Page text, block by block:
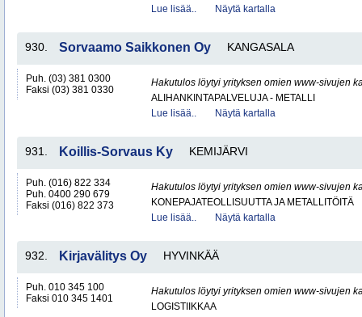
Lue lisää..
Näytä kartalla
930. Sorvaamo Saikkonen Oy KANGASALA
Puh. (03) 381 0300
Faksi (03) 381 0330
Hakutulos löytyi yrityksen omien www-sivujen
ALIHANKINTAPALVELUJA - METALLI
Lue lisää..
Näytä kartalla
931. Koillis-Sorvaus Ky KEMIJÄRVI
Puh. (016) 822 334
Puh. 0400 290 679
Faksi (016) 822 373
Hakutulos löytyi yrityksen omien www-sivujen
KONEPAJATEOLLISUUTTA JA METALLITÖITÄ
Lue lisää..
Näytä kartalla
932. Kirjavälitys Oy HYVINKÄÄ
Puh. 010 345 100
Faksi 010 345 1401
Hakutulos löytyi yrityksen omien www-sivujen
LOGISTIIKKAA